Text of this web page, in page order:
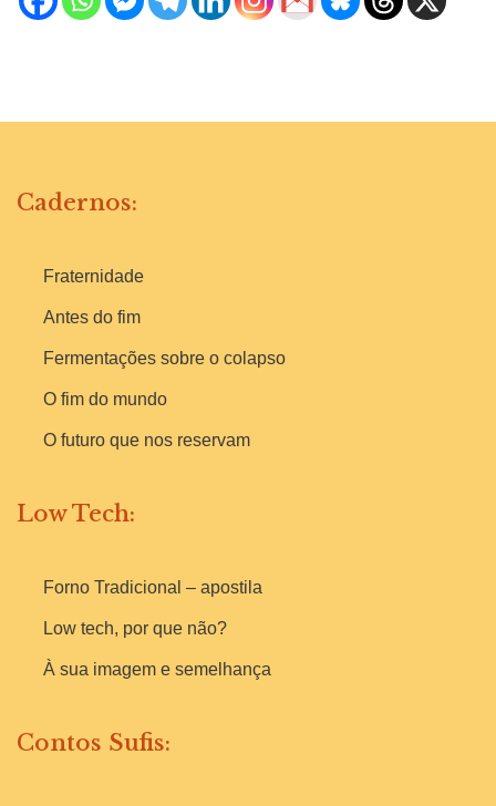
Cadernos:
Fraternidade
Antes do fim
Fermentações sobre o colapso
O fim do mundo
O futuro que nos reservam
Low Tech:
Forno Tradicional – apostila
Low tech, por que não?
À sua imagem e semelhança
Contos Sufis: